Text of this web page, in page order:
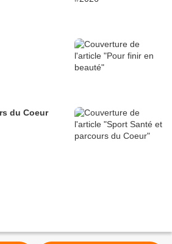
du Coeur